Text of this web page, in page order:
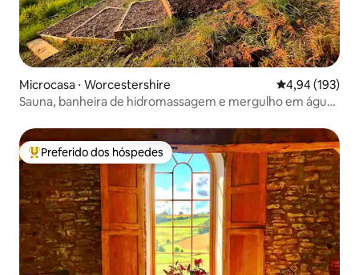
Microcasa ⋅ Worcestershire 4,94 de uma
4,94 (193)
Sauna, banheira de hidromassagem e mergulho em água
Entre os melhores preferidos dos hóspedes
Preferido dos hóspedes